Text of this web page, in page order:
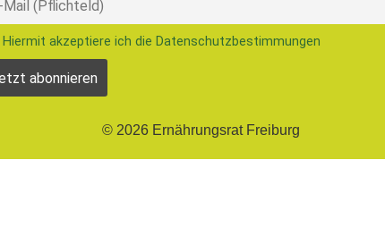
Hiermit akzeptiere ich die Datenschutzbestimmungen
© 2026 Ernährungsrat Freiburg